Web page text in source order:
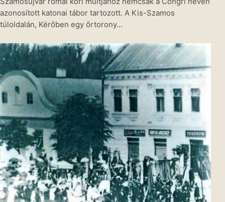
azonosított katonai tábor tartozott. A Kis-Szamos
túloldalán, Kérőben egy őrtorony…